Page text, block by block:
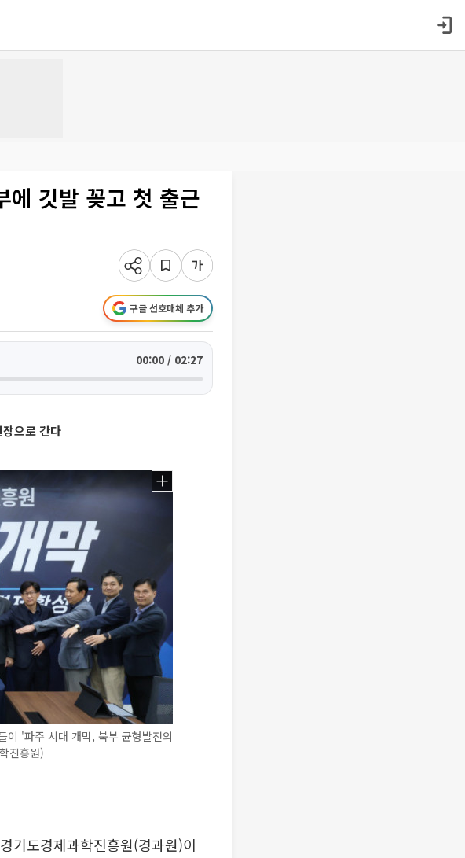
깃발 꽂고 첫 출근
구글 선호매체 추가
00:00 / 02:27
으로 간다
'파주 시대 개막, 북부 균형발전의
진흥원)
기도경제과학진흥원(경과원)이